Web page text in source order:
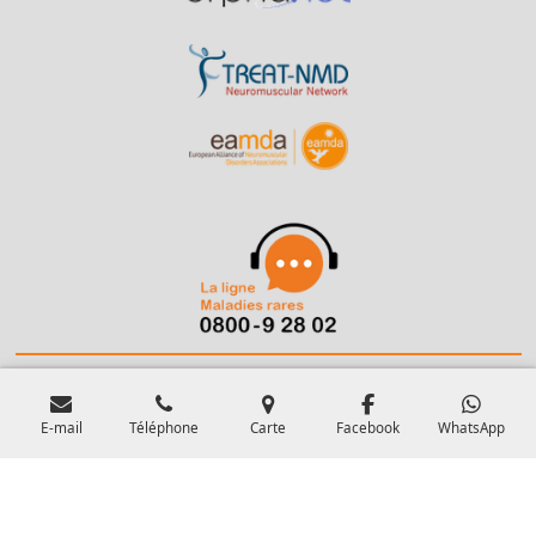
Propulsé par
E-mail Téléphone Carte Facebook WhatsApp